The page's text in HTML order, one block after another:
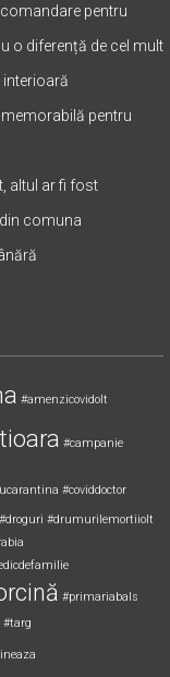
pentru
o diferență de cel mult
interioară
pentru
altul ar fi fost
comuna
#amenzicovidolt
#campanie
#coviddoctor
#droguri #drumurilemortiiolt
#primariabals
#targ